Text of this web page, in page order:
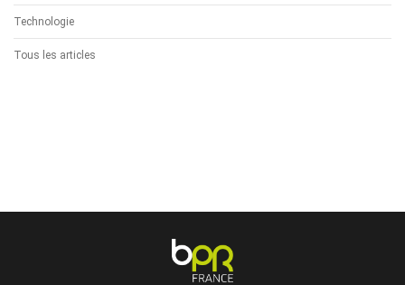
Technologie
Tous les articles